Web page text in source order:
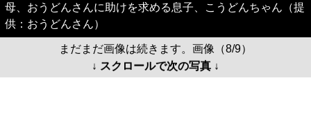
母、おうどんさんに助けを求める息子、こうどんちゃん（提
供：おうどんさん）
まだまだ画像は続きます。画像（8/9）
↓ スクロールで次の写真 ↓